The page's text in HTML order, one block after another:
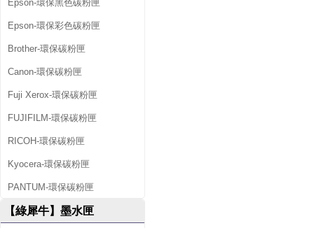
Epson-環保黑色碳粉匣
Epson-環保彩色碳粉匣
Brother-環保碳粉匣
Canon-環保碳粉匣
Fuji Xerox-環保碳粉匣
FUJIFILM-環保碳粉匣
RICOH-環保碳粉匣
Kyocera-環保碳粉匣
PANTUM-環保碳粉匣
【綠犀牛】墨水匣